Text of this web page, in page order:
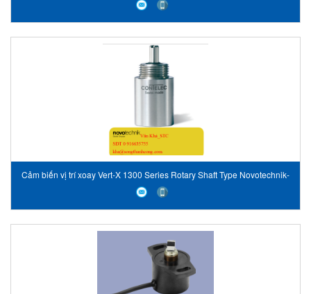
Vietnam
Cảm biến vị trí xoay Vert-X 1300 Series Rotary Shaft Type Novotechnik-
Vietnam